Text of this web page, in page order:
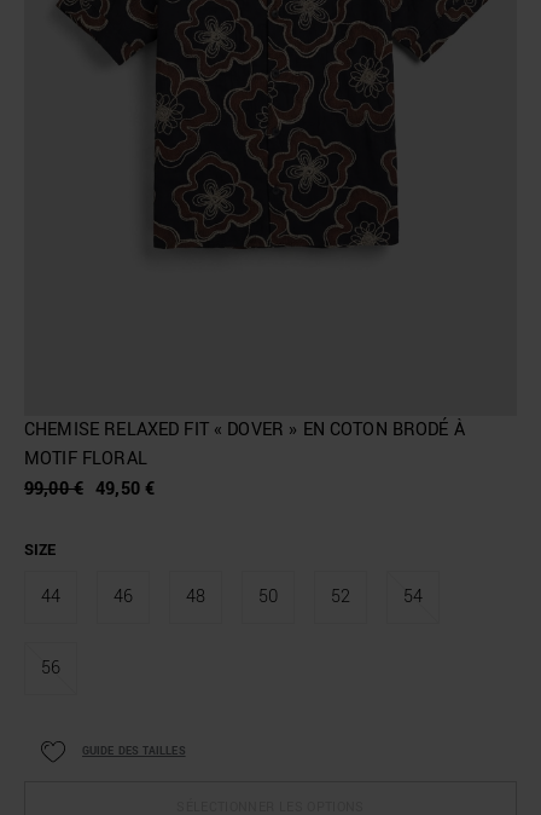
CHEMISE RELAXED FIT « DOVER » EN COTON BRODÉ À
MOTIF FLORAL
99,00 € 49,50 €
SIZE
44 46 48 50 52 54
56
GUIDE DES TAILLES